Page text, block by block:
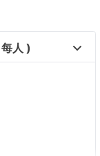
以內)
人 )